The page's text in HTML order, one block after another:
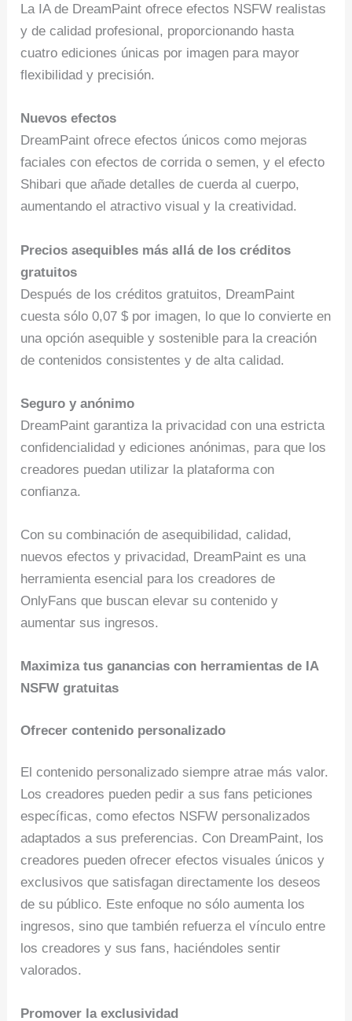
La IA de DreamPaint ofrece efectos NSFW realistas
y de calidad profesional, proporcionando hasta
cuatro ediciones únicas por imagen para mayor
flexibilidad y precisión.
Nuevos efectos
DreamPaint ofrece efectos únicos como mejoras
faciales con efectos de corrida o semen, y el efecto
Shibari que añade detalles de cuerda al cuerpo,
aumentando el atractivo visual y la creatividad.
Precios asequibles más allá de los créditos
gratuitos
Después de los créditos gratuitos, DreamPaint
cuesta sólo 0,07 $ por imagen, lo que lo convierte en
una opción asequible y sostenible para la creación
de contenidos consistentes y de alta calidad.
Seguro y anónimo
DreamPaint garantiza la privacidad con una estricta
confidencialidad y ediciones anónimas, para que los
creadores puedan utilizar la plataforma con
confianza.
Con su combinación de asequibilidad, calidad,
nuevos efectos y privacidad, DreamPaint es una
herramienta esencial para los creadores de
OnlyFans que buscan elevar su contenido y
aumentar sus ingresos.
Maximiza tus ganancias con herramientas de IA
NSFW gratuitas
Ofrecer contenido personalizado
El contenido personalizado siempre atrae más valor.
Los creadores pueden pedir a sus fans peticiones
específicas, como efectos NSFW personalizados
adaptados a sus preferencias. Con DreamPaint, los
creadores pueden ofrecer efectos visuales únicos y
exclusivos que satisfagan directamente los deseos
de su público. Este enfoque no sólo aumenta los
ingresos, sino que también refuerza el vínculo entre
los creadores y sus fans, haciéndoles sentir
valorados.
Promover la exclusividad